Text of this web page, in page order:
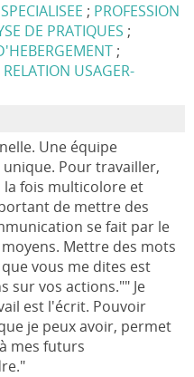
; PROFESSION
DE PRATIQUES ;
;
RELATION USAGER-
Une équipe
Pour travailler,
la fois multicolore et
de mettre des
se fait par le
Mettre des mots
vous me dites est
sur vos actions."" Je
est l'écrit. Pouvoir
je peux avoir, permet
mes futurs